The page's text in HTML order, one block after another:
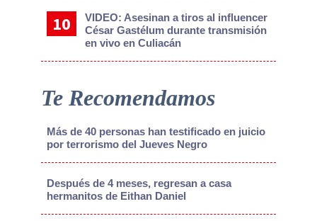
VIDEO: Asesinan a tiros al influencer
César Gastélum durante transmisión
en vivo en Culiacán
Te Recomendamos
Más de 40 personas han testificado en juicio
por terrorismo del Jueves Negro
Después de 4 meses, regresan a casa
hermanitos de Eithan Daniel